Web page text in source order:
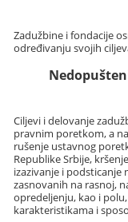
Zadužbine i fondacije
određivanju svojih
Ciljevi i delovanje
pravnim poretkom, a
rušenje ustavnog
Republike Srbije,
izazivanje i
zasnovanih na rasnoj,
opredeljenju, kao i
karakteristikama i